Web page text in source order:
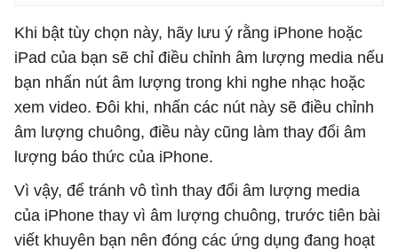
Khi bật tùy chọn này, hãy lưu ý rằng iPhone hoặc
iPad của bạn sẽ chỉ điều chỉnh âm lượng media nếu
bạn nhấn nút âm lượng trong khi nghe nhạc hoặc
xem video. Đôi khi, nhấn các nút này sẽ điều chỉnh
âm lượng chuông, điều này cũng làm thay đổi âm
lượng báo thức của iPhone.
Vì vậy, để tránh vô tình thay đổi âm lượng media
của iPhone thay vì âm lượng chuông, trước tiên bài
viết khuyên bạn nên đóng các ứng dụng đang hoạt